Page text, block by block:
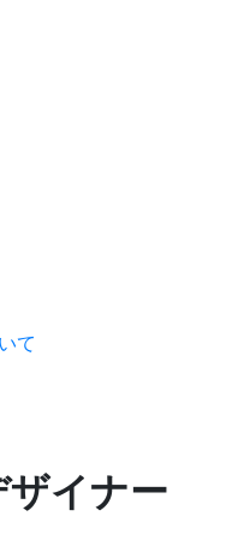
て
イナー